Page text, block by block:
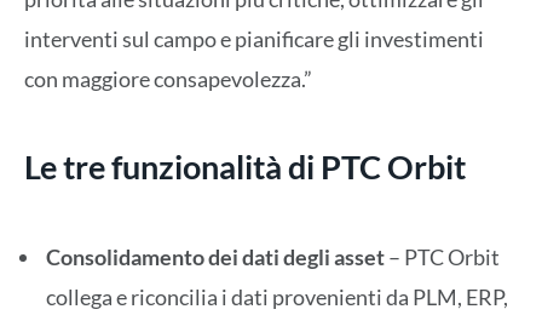
interventi sul campo e pianificare gli investimenti
con maggiore consapevolezza.”
Le tre funzionalità di PTC Orbit
Consolidamento dei dati degli asset– PTC Orbit
collega e riconcilia i dati provenienti da PLM, ERP,